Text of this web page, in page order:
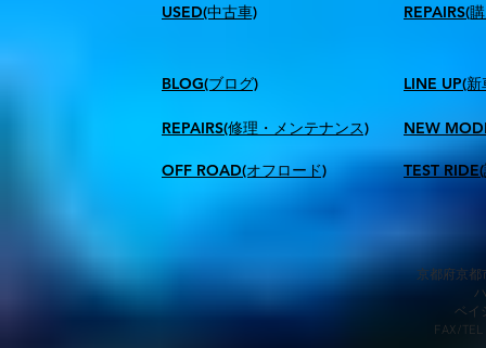
USED(中古車)
BLOG(ブログ)
REPAIRS(修理・メンテナンス)
OFF ROAD(オフロード)
​REPAIRS(
LINE UP(
NEW
TEST
京都府京都
ベイ
FAX/